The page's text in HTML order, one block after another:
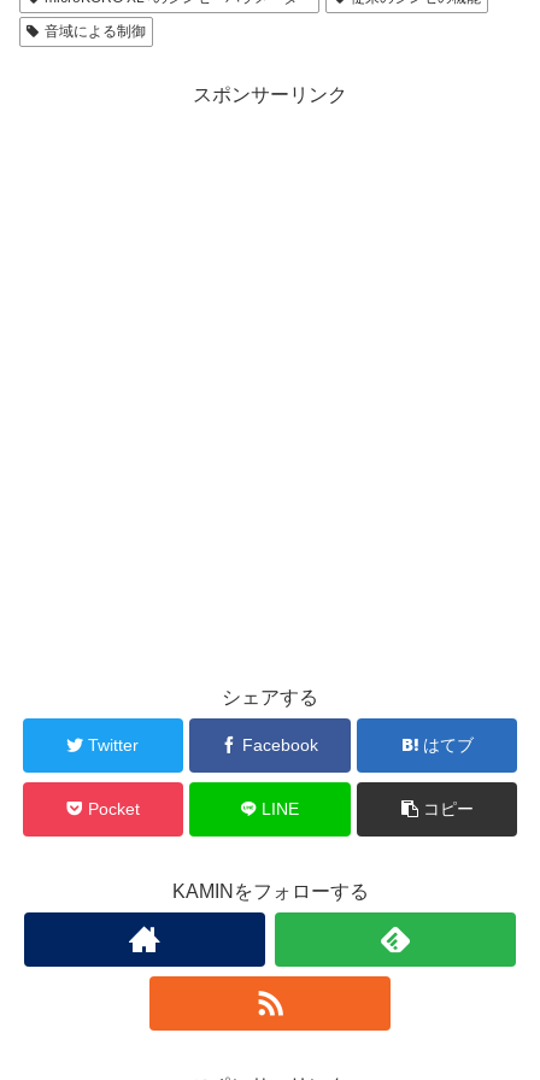
音域による制御
スポンサーリンク
シェアする
Twitter Facebook はてブ
Pocket LINE コピー
KAMINをフォローする